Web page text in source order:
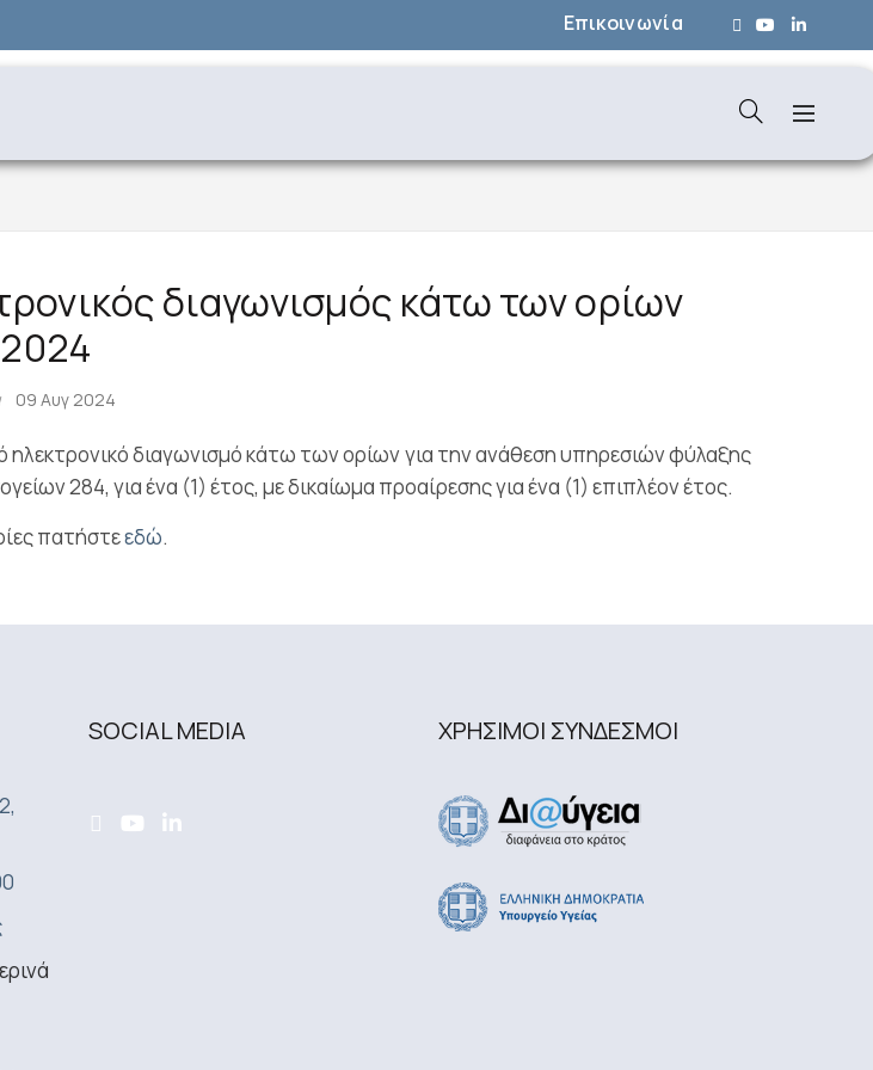
Επικοινωνία
διαγωνισμός κάτω των ορίων
09 Αυγ 2024
διαγωνισμό κάτω των ορίων για την ανάθεση υπηρεσιών φύλαξης
284, για ένα (1) έτος, με δικαίωμα προαίρεσης για ένα (1) επιπλέον έτος.
πατήστεεδώ.
SOCIAL MEDIA ΧΡΗΣΙΜΟΙ ΣΥΝΔΕΣΜΟΙ